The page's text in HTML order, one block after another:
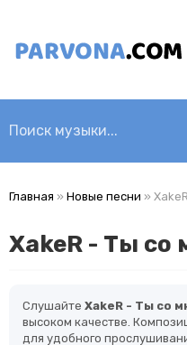
Главная » Новые песни »
XakeR - Ты со
Слушайте XakeR - Ты со
высоком качестве.
для удобного